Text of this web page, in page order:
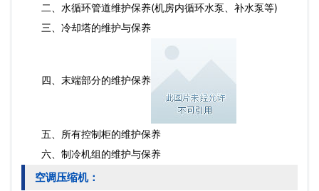
二、水循环管道维护保养(机房内循环水泵、补水泵等)
三、冷却塔的维护与保养
四、末端部分的维护保养
五、所有控制柜的维护保养
六、制冷机组的维护与保养
空调压缩机：